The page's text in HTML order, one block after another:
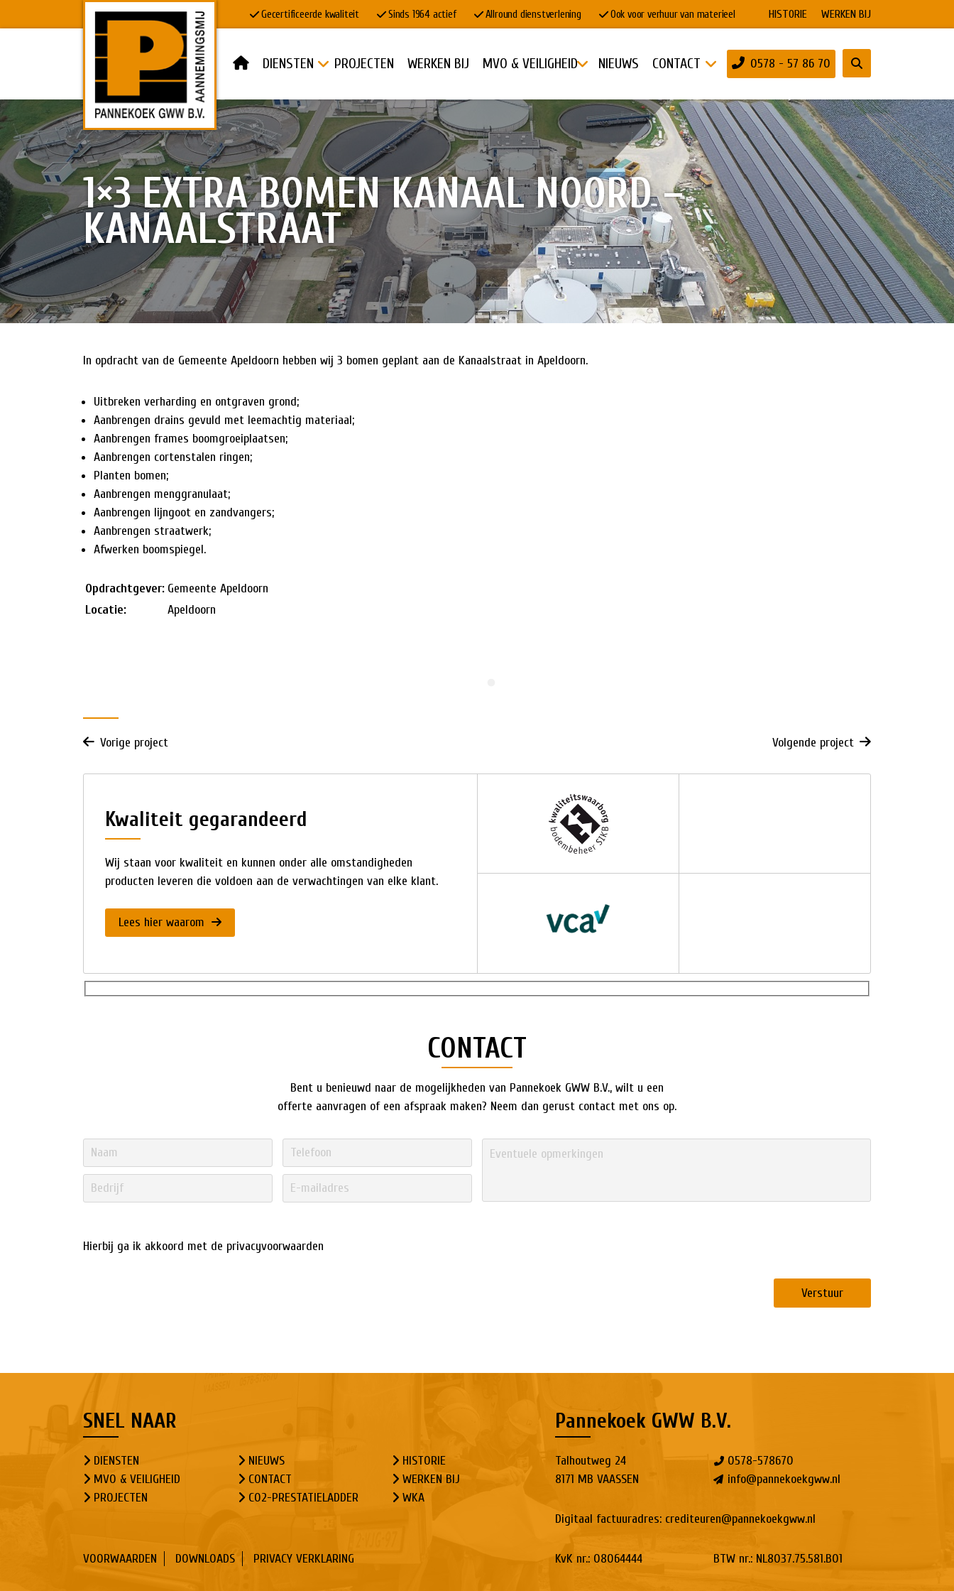
HOME
DIENSTEN
DOWNLOADS
MVO & VEILIGHEID
PROJECTEN
WERKEN BIJ
CONTACT
Gecertificeerde kwaliteit Sinds 1964 actief Allround dienstverlening Ook voor verhuur van materieel HISTORIE WERKEN BIJ
DIENSTEN PROJECTEN WERKEN BIJ MVO & VEILIGHEID NIEUWS CONTACT 0578 - 57 86 70
1×3 EXTRA BOMEN KANAAL NOORD –
KANAALSTRAAT
In opdracht van de Gemeente Apeldoorn hebben wij 3 bomen geplant aan de Kanaalstraat in Apeldoorn.
Uitbreken verharding en ontgraven grond;
Aanbrengen drains gevuld met leemachtig materiaal;
Aanbrengen frames boomgroeiplaatsen;
Aanbrengen cortenstalen ringen;
Planten bomen;
Aanbrengen menggranulaat;
Aanbrengen lijngoot en zandvangers;
Aanbrengen straatwerk;
Afwerken boomspiegel.
Opdrachtgever: Gemeente Apeldoorn
Locatie:
Apeldoorn
Vorige project Volgende project
Kwaliteit gegarandeerd
Wij staan voor kwaliteit en kunnen onder alle omstandigheden
producten leveren die voldoen aan de verwachtingen van elke klant.
Lees hier waarom
CONTACT
Bent u benieuwd naar de mogelijkheden van Pannekoek GWW B.V., wilt u een
offerte aanvragen of een afspraak maken? Neem dan gerust contact met ons op.
Hierbij ga ik akkoord met de privacyvoorwaarden
Verstuur
SNEL NAAR
DIENSTEN
MVO & VEILIGHEID
PROJECTEN
NIEUWS
CONTACT
CO2-PRESTATIELADDER
HISTORIE
WERKEN BIJ
WKA
VOORWAARDEN DOWNLOADS PRIVACY VERKLARING
Pannekoek GWW B.V.
Talhoutweg 24
8171 MB VAASSEN
0578-578670
info@pannekoekgww.nl
Digitaal factuuradres: crediteuren@pannekoekgww.nl
KvK nr.: 08064444 BTW nr.: NL8037.75.581.B01